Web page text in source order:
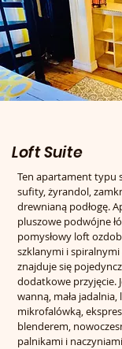
Loft Suite
Ten apartament typu
sufity, żyrandol,
drewnianą podłogę.
pluszowe podwójne
pomysłowy loft
szklanymi i
znajduje się
dodatkowe przyjęcie.
wanną, mała
mikrofalówką,
blenderem,
palnikami i